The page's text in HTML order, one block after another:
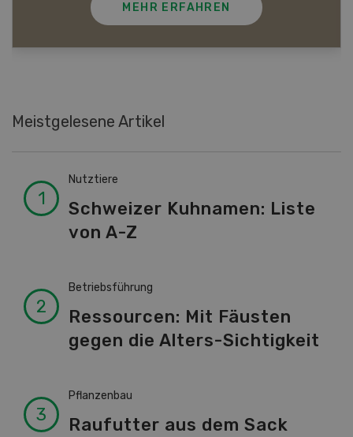
MEHR ERFAHREN
Meistgelesene Artikel
Nutztiere
Schweizer Kuhnamen: Liste
von A-Z
Betriebsführung
Ressourcen: Mit Fäusten
gegen die Alters-Sichtigkeit
Pflanzenbau
Raufutter aus dem Sack